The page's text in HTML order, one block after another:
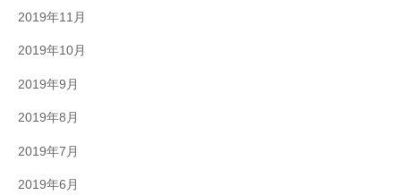
2019年11月
2019年10月
2019年9月
2019年8月
2019年7月
2019年6月